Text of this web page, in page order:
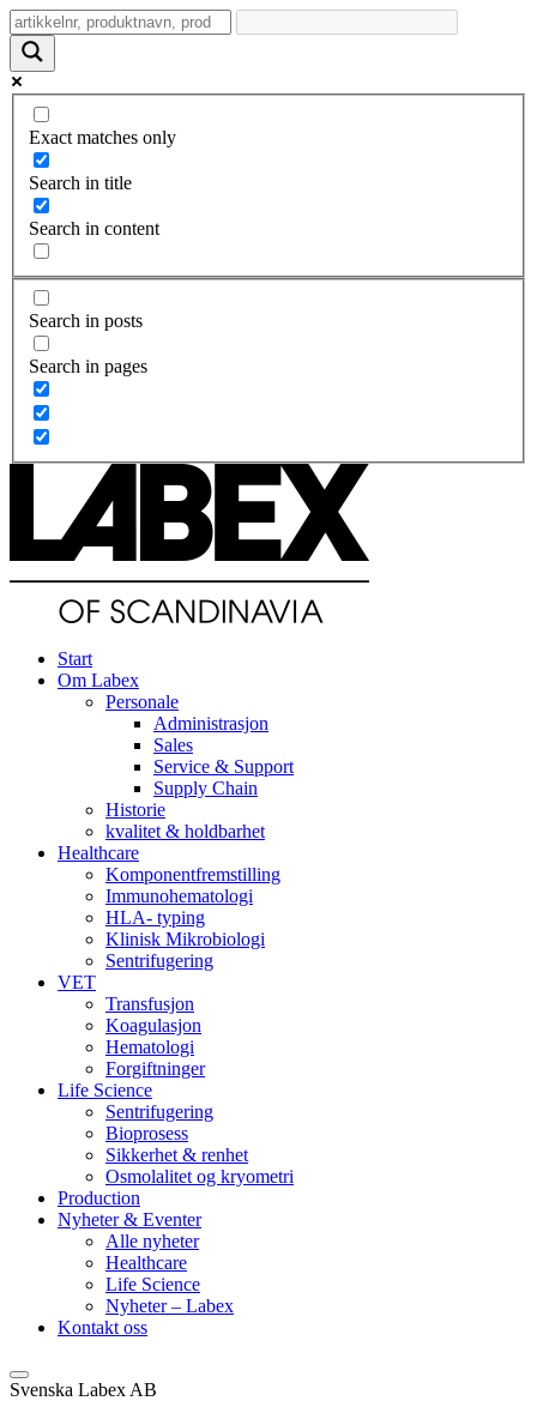
Exact matches only
Search in title
Search in content
Search in posts
Search in pages
Start
Om Labex
Personale
Administrasjon
Sales
Service & Support
Supply Chain
Historie
kvalitet & holdbarhet
Healthcare
Komponentfremstilling
Immunohematologi
HLA- typing
Klinisk Mikrobiologi
Sentrifugering
VET
Transfusjon
Koagulasjon
Hematologi
Forgiftninger
Life Science
Sentrifugering
Bioprosess
Sikkerhet & renhet
Osmolalitet og kryometri
Production
Nyheter & Eventer
Alle nyheter
Healthcare
Life Science
Nyheter – Labex
Kontakt oss
Svenska Labex AB